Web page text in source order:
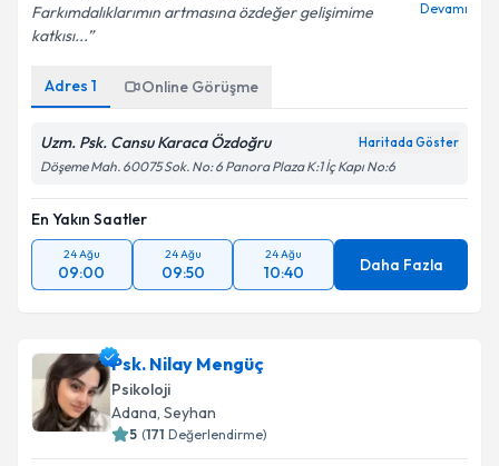
Metni'ni okudum ve kişisel verilerimin belirtilen
Takvim Talebini Gönder
Farkımdalıklarımın artmasına özdeğer gelişimime
katkısı...
Devamı
Adres 1 Online Görüşme
Uzm. Psk. Cansu Karaca Özdoğru Haritada Göster
Döşeme Mah. 60075 Sok. No: 6 Panora Plaza K:1 İç Kapı No:6
En Yakın Saatler
24 Ağu
09:00
24 Ağu
09:50
24 Ağu
10:40 Daha Fazla
Psk. Nilay Mengüç
Psikoloji
Adana, Seyhan
5 (171 Değerlendirme)